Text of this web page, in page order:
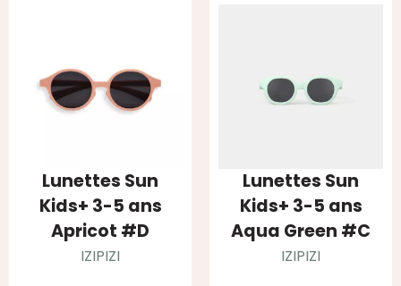
Lunettes Sun
Kids+ 3-5 ans
Apricot #D
IZIPIZI
Lunettes Sun
Kids+ 3-5 ans
Aqua Green #C
IZIPIZI